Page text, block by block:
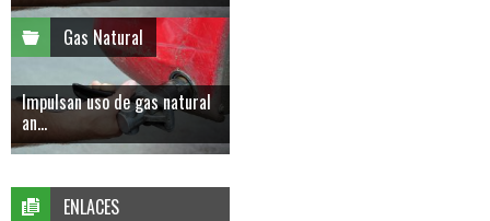
Gas Natural
Impulsan uso de gas natural
an...
ENLACES